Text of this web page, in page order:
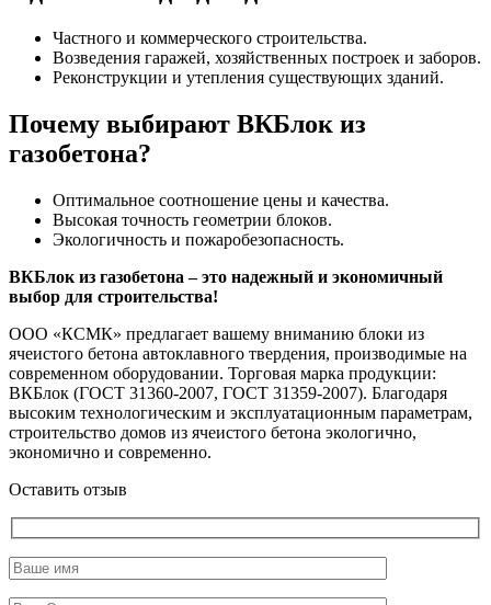
Частного и коммерческого строительства.
Возведения гаражей, хозяйственных построек и заборов.
Реконструкции и утепления существующих зданий.
Почему выбирают ВКБлок из
газобетона?
Оптимальное соотношение цены и качества.
Высокая точность геометрии блоков.
Экологичность и пожаробезопасность.
ВКБлок из газобетона – это надежный и экономичный
выбор для строительства!
ООО «КСМК» предлагает вашему вниманию блоки из
ячеистого бетона автоклавного твердения, производимые на
современном оборудовании. Торговая марка продукции:
ВКБлок (ГОСТ 31360-2007, ГОСТ 31359-2007). Благодаря
высоким технологическим и эксплуатационным параметрам,
строительство домов из ячеистого бетона экологично,
экономично и современно.
Оставить отзыв